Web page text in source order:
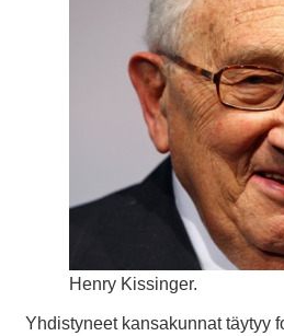
Henry Kissinger.
Yhdistyneet kansakunnat täytyy